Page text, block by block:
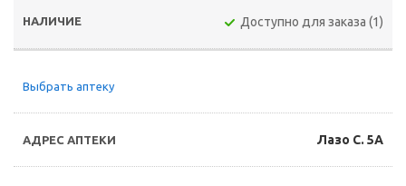
Доступно для заказа (1)
Выбрать аптеку
Лазо С. 5А